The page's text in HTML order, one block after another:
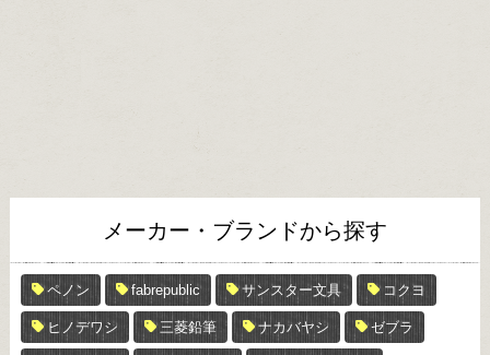
メーカー・ブランドから探す
ペノン fabrepublic サンスター文具 コクヨ
ヒノデワシ 三菱鉛筆 ナカバヤシ ゼブラ